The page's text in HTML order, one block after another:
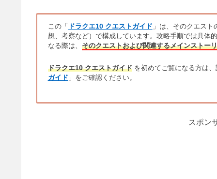
この「 ドラクエ10 クエストガイド 」は、そのクエスト
想、考察など）で構成しています。攻略手順では具体
なる際は、 そのクエストおよび関連するメインストー
ドラクエ10 クエストガイドを初めてご覧になる方は
ガイド 」をご確認ください。
スポン